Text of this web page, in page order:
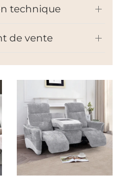
technique
de vente